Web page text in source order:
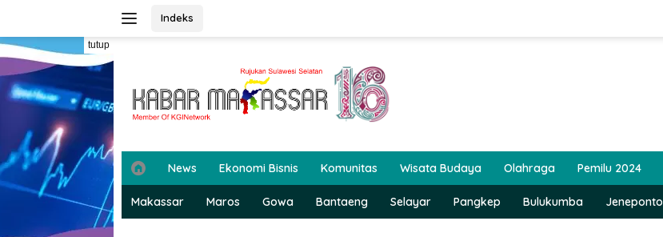
konten
Indeks
tutup
H
o
m
e
News Ekonomi Bisnis Komunitas Wisata Budaya Olahraga Pemilu 2024
Makassar Maros Gowa Bantaeng Selayar Pangkep Bulukumba Jeneponto